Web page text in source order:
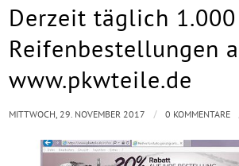
Derzeit täglich 1.000
Reifenbestellungen
www.pkwteile.de
MITTWOCH, 29. NOVEMBER 2017 / 0 KOMMENTARE